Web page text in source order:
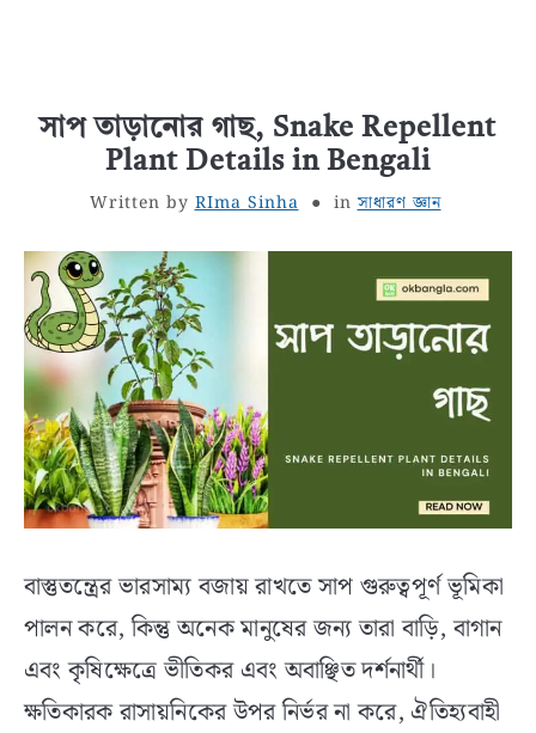
সাপ তাড়ানোর গাছ, Snake Repellent
Plant Details in Bengali
Written byRIma Sinha inসাধারণ জ্ঞান
বাস্তুতন্ত্রের ভারসাম্য বজায় রাখতে সাপ গুরুত্বপূর্ণ ভূমিকা
পালন করে, কিন্তু অনেক মানুষের জন্য তারা বাড়ি, বাগান
এবং কৃষিক্ষেত্রে ভীতিকর এবং অবাঞ্ছিত দর্শনার্থী।
ক্ষতিকারক রাসায়নিকের উপর নির্ভর না করে, ঐতিহ্যবাহী